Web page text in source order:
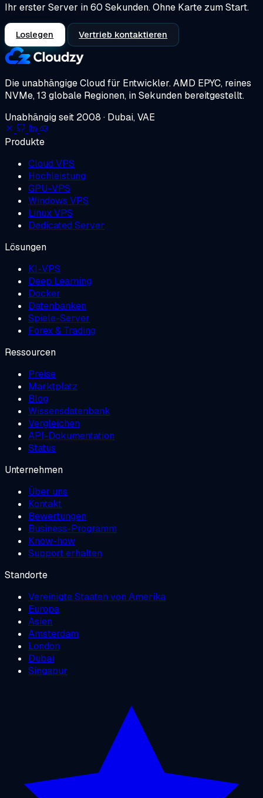
Ihr erster Server in 60 Sekunden. Ohne Karte zum Start.
Loslegen Vertrieb kontaktieren
Die unabhängige Cloud für Entwickler.AMD EPYC, reines
NVMe, 13 globale Regionen, in Sekunden bereitgestellt.
Unabhängig seit 2008 · Dubai, VAE
Produkte
Cloud VPS
Hochleistung
GPU-VPS
Windows VPS
Linux VPS
Dedicated Server
Lösungen
KI-VPS
Deep Learning
Docker
Datenbanken
Spiele-Server
Forex & Trading
Ressourcen
Preise
Marktplatz
Blog
Wissensdatenbank
Vergleichen
API-Dokumentation
Status
Unternehmen
Über uns
Kontakt
Bewertungen
Business-Programm
Know-how
Support erhalten
Standorte
Vereinigte Staaten von Amerika
Europa
Asien
Amsterdam
London
Dubai
Singapur